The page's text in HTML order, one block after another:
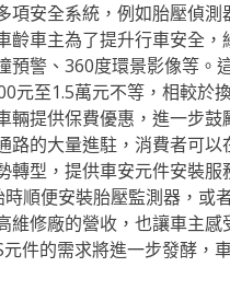
項安全系統，例如胎壓偵
齡車主為了提升行車安全
預警、360度環景影像等。
元至1.5萬元不等，相較於
輛提供保費優惠，進一步
路的大量進駐，消費者可
轉型，提供車安元件安裝
順便安裝胎壓監測器，或
維修廠的營收，也讓車主
件的需求將進一步發酵，